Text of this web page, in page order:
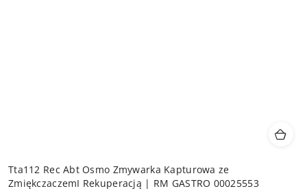
Tta112 Rec Abt Osmo Zmywarka Kapturowa ze
ZmiękczaczemI Rekuperacją | RM GASTRO 00025553